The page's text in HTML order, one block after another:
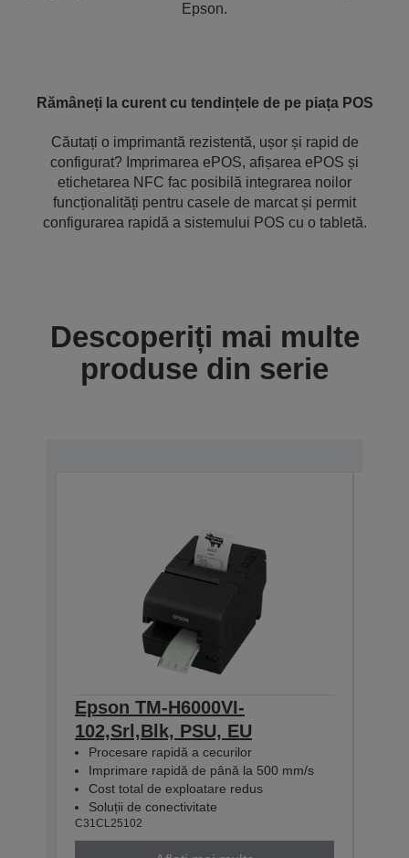
Epson.
Rămâneți la curent cu tendințele de pe piața POS
Căutați o imprimantă rezistentă, ușor și rapid de
configurat? Imprimarea ePOS, afișarea ePOS și
etichetarea NFC fac posibilă integrarea noilor
funcționalități pentru casele de marcat și permit
configurarea rapidă a sistemului POS cu o tabletă.
Descoperiți mai multe
produse din serie
Epson TM-H6000VI-
102,Srl,Blk, PSU, EU
Procesare rapidă a cecurilor
Imprimare rapidă de până la 500 mm/s
Cost total de exploatare redus
Soluții de conectivitate
C31CL25102